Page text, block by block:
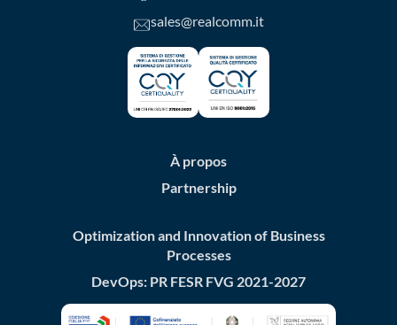
sales@realcomm.it
À propos
Partnership
Optimization and Innovation of Business
Processes
DevOps: PR FESR FVG 2021-2027